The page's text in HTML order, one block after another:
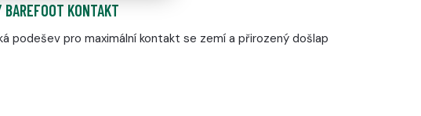
BAREFOOT KONTAKT
podešev pro maximální kontakt se zemí a přirozený došlap